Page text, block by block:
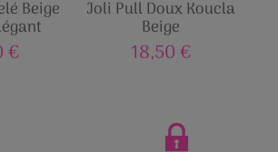
Beige
€
Joli Pull Doux Koucla
Beige
18,50 €